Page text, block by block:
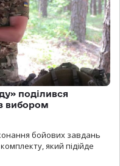
поділився
вибором
бойових завдань
який підійде